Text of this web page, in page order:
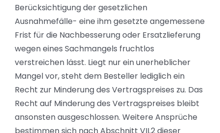
Berücksichtigung der gesetzlichen
Ausnahmefälle- eine ihm gesetzte angemessene
Frist für die Nachbesserung oder Ersatzlieferung
wegen eines Sachmangels fruchtlos
verstreichen lässt. Liegt nur ein unerheblicher
Mangel vor, steht dem Besteller lediglich ein
Recht zur Minderung des Vertragspreises zu. Das
Recht auf Minderung des Vertragspreises bleibt
ansonsten ausgeschlossen. Weitere Ansprüche
bestimmen sich nach Abschnitt VII.2 dieser